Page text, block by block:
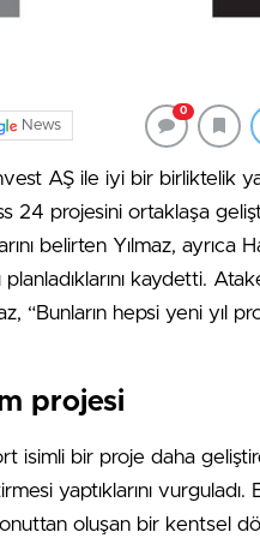
News
0
AŞ ile iyi bir birliktelik
24 projesini ortaklaşa
belirten Yılmaz, ayrıca
kaydetti.
“Bunların hepsi yeni yıl
projesi
isimli bir proje daha
yaptıklarını vurguladı.
oluşan bir kentsel